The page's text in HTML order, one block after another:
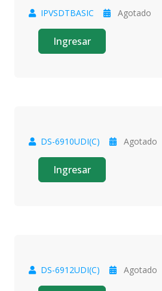
Oferta
IPVSDTBASIC Agotado
Ingresar
Oferta
DS-6910UDI(C) Agotado
Ingresar
Oferta
DS-6912UDI(C) Agotado